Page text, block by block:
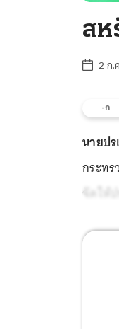
สห
2 ก.
-ก
นายป
กระท
จัดให้ป
อยู่ใ
มนุษย์